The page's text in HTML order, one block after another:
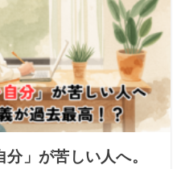
分」が苦しい人へ。